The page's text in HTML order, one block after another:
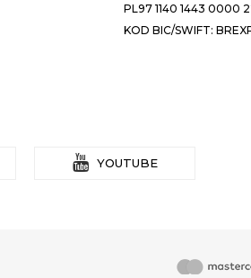
PL97 1140 1443 0000
KOD BIC/SWIFT:
YOUTUBE